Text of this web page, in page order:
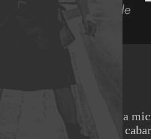
& Stand Up
e Giorgio Magri, a
l'esperienza di